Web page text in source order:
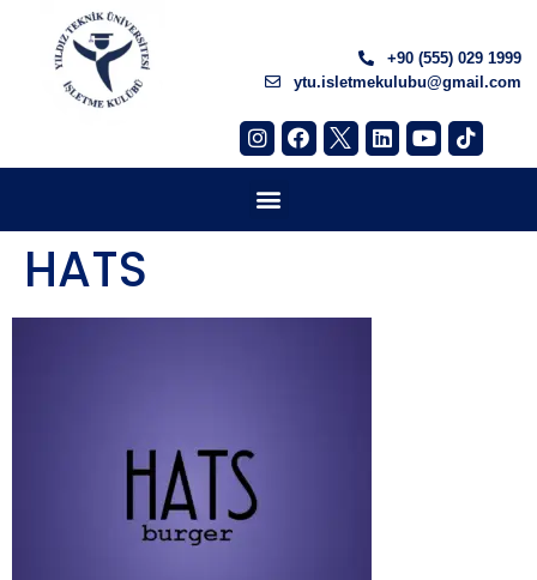
+90 (555) 029 1999
ytu.isletmekulubu@gmail.com
HATS